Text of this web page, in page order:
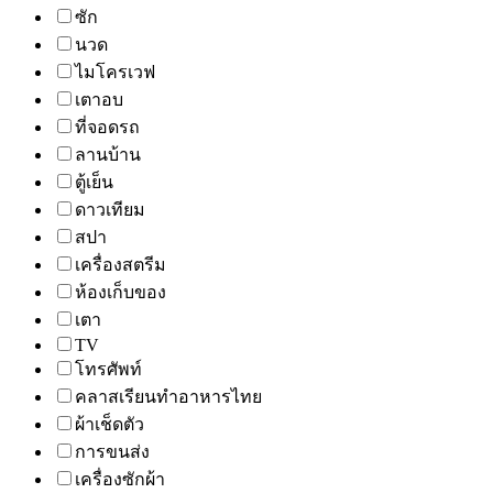
ซัก
นวด
ไมโครเวฟ
เตาอบ
ที่จอดรถ
ลานบ้าน
ตู้เย็น
ดาวเทียม
สปา
เครื่องสตรีม
ห้องเก็บของ
เตา
TV
โทรศัพท์
คลาสเรียนทำอาหารไทย
ผ้าเช็ดตัว
การขนส่ง
เครื่องซักผ้า